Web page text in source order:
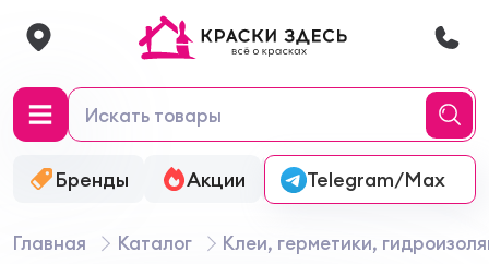
Бренды Акции Онлайн-колеровка
Telegram/Max
Главная Каталог Клеи, герметики,